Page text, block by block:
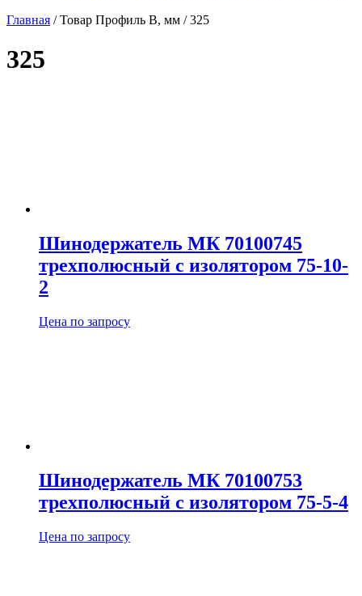
Главная / Товар Профиль В, мм / 325
325
Шинодержатель МК 70100745
трехполюсный с изолятором 75-10-
2
Цена по запросу
Шинодержатель МК 70100753
трехполюсный с изолятором 75-5-4
Цена по запросу